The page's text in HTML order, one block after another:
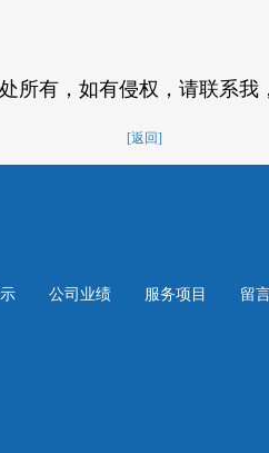
有，如有侵权，请联系我
[返回]
公司业绩 服务项目 留